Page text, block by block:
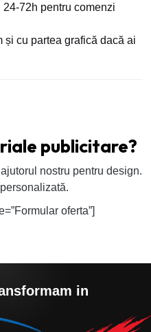
24-72h pentru comenzi
și cu partea grafică dacă ai
publicitare?
nostru pentru design.
oferta”]
in